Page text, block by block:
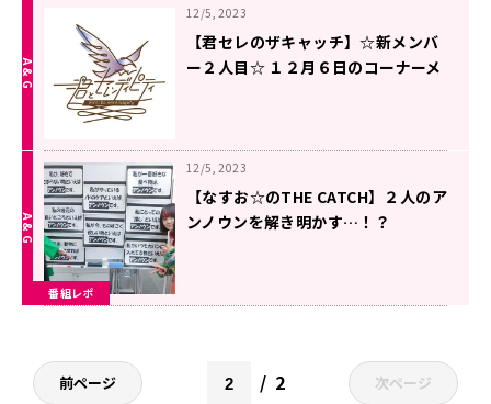
12/5, 2023
【君セレのザキャッチ】☆新メンバ
ー２人目☆ １２月６日のコーナーメ
番組レポ
12/5, 2023
【なすお☆のTHE CATCH】２人のア
ンノウンを解き明かす…！？
前ページ 2 次ページ